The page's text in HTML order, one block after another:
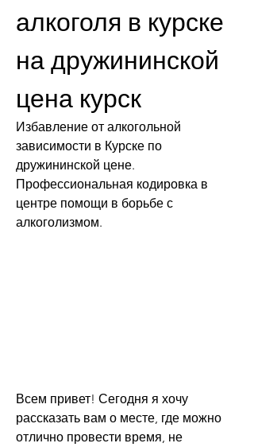
алкоголя в курске
на дружининской
цена курск
Избавление от алкогольной
зависимости в Курске по
дружининской цене.
Профессиональная кодировка в
центре помощи в борьбе с
алкоголизмом.
Всем привет! Сегодня я хочу
рассказать вам о месте, где можно
отлично провести время, не